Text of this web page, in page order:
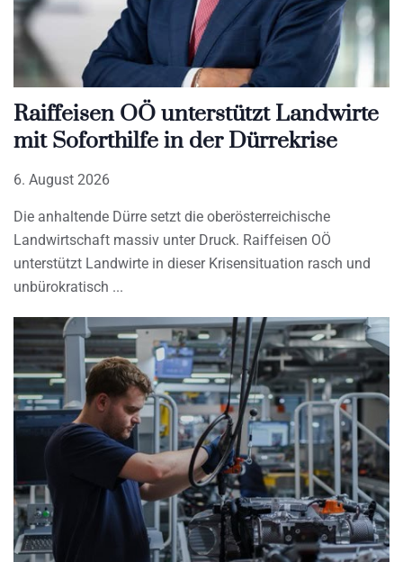
Raiffeisen OÖ unterstützt Landwirte
mit Soforthilfe in der Dürrekrise
6. August 2026
Die anhaltende Dürre setzt die oberösterreichische
Landwirtschaft massiv unter Druck. Raiffeisen OÖ
unterstützt Landwirte in dieser Krisensituation rasch und
unbürokratisch